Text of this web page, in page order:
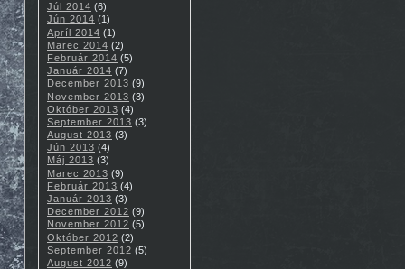
Júl 2014 (6)
Jún 2014 (1)
Apríl 2014 (1)
Marec 2014 (2)
Február 2014 (5)
Január 2014 (7)
December 2013 (9)
November 2013 (3)
Október 2013 (4)
September 2013 (3)
August 2013 (3)
Jún 2013 (4)
Máj 2013 (3)
Marec 2013 (9)
Február 2013 (4)
Január 2013 (3)
December 2012 (9)
November 2012 (5)
Október 2012 (2)
September 2012 (5)
August 2012 (9)